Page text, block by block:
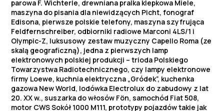
parowa F. Wichterle, drewniana pralka klepkowa Miele,
maszyna do pisania dla niewidzących Picht, fonograf
Edisona, pierwsze polskie telefony, maszyna szyfrująca
Feldfernschreiber, odbiorniki radiowe Marconi 4LS/1 i
Olympic-Z, luksusowy zestaw muzyczny Capello Roma (ze
skalą geograficzną), jedna z pierwszych lamp
elektronowych polskiej produkcji – trioda Polskiego
Towarzystwa Radiotechnicznego, czy lampy elektronowe
firmy Loewe, kuchnia elektryczna „Gródek”, kuchenka
gazowa New World, lodówka Electrolux do zabudowy z lat
20. XX w., suszarka do włosów Fön, samochód Fiat 508,
motor CWS Sokół 1000 M111, prototypy pojazdów takie jak